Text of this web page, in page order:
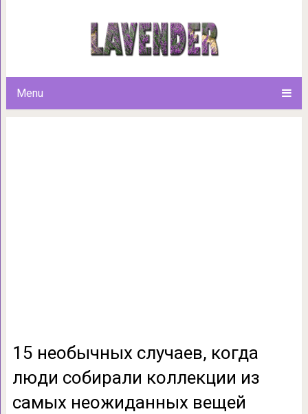
Menu
15 необычных случаев,
самых
15 необычных случаев, когда
люди собирали коллекции из
самых неожиданных вещей